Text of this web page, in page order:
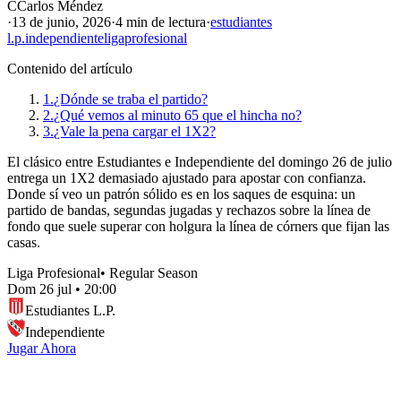
CCarlos Méndez
·13 de junio, 2026·4 min de lectura·estudiantes
l.p.independienteligaprofesional
Contenido del artículo
1.¿Dónde se traba el partido?
2.¿Qué vemos al minuto 65 que el hincha no?
3.¿Vale la pena cargar el 1X2?
El clásico entre Estudiantes e Independiente del domingo 26 de julio
entrega un 1X2 demasiado ajustado para apostar con confianza.
Donde sí veo un patrón sólido es en los saques de esquina: un
partido de bandas, segundas jugadas y rechazos sobre la línea de
fondo que suele superar con holgura la línea de córners que fijan las
casas.
Liga Profesional• Regular Season
Dom 26 jul • 20:00
Estudiantes L.P.
Independiente
Jugar Ahora